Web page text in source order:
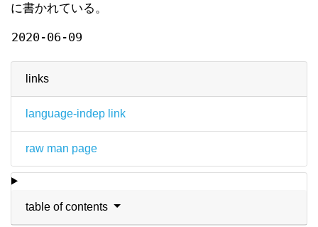
links
language-indep link
raw man page
table of contents
に書かれている。
2020-06-09